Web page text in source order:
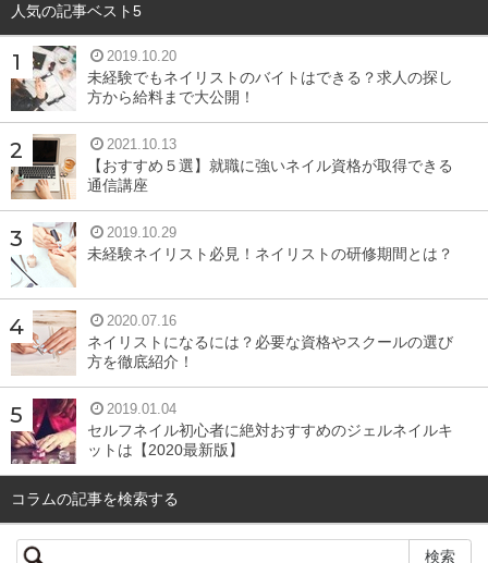
が。
ファンデーション選びのときに肌の明るさだけで選ぶと、
何だか色がしっくりこない、白浮きする、素肌より黄色っ
ぽい顔になるという人はベースの色を間違っているかもし
れません。ベースカラーは自分でも簡単に知ることができ
るので、チェックしてみてください。
自分でできる！ベースカラーの見分け方
自分でできるベースカラーの見分け方を紹介します。肌の
色は顔はもちろん、体も同じですから、手首の内側を見て
血管の色をチェックしてみてください。
血管の色が緑がかって見える人はイエローベース、そして
青っぽく見える人はブルーベースです。
血管の色で判断ができないという人は他にも、白目がアイ
ボリーに近い人はイエローベース、真っ白な人はブルーベ
人気の記事ベスト5
2019.10.20
未経験でもネイリストのバイトはできる？求人の探し
方から給料まで大公開！
2021.10.13
【おすすめ５選】就職に強いネイル資格が取得できる
通信講座
2019.10.29
未経験ネイリスト必見！ネイリストの研修期間とは？
2020.07.16
ネイリストになるには？必要な資格やスクールの選び
方を徹底紹介！
2019.01.04
セルフネイル初心者に絶対おすすめのジェルネイルキ
ットは【2020最新版】
コラムの記事を検索する